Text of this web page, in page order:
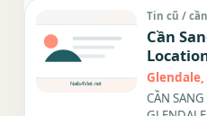
Tin cũ /
Cần
CẦN